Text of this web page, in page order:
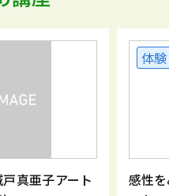
戸真亜子アート
体験
感性